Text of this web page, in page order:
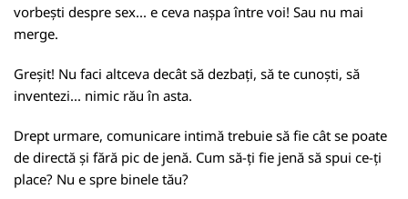
vorbești despre sex... e ceva nașpa între voi! Sau nu mai
merge.
Greșit! Nu faci altceva decât să dezbați, să te cunoști, să
inventezi... nimic rău în asta.
Drept urmare, comunicare intimă trebuie să fie cât se poate
de directă și fără pic de jenă. Cum să-ți fie jenă să spui ce-ți
place? Nu e spre binele tău?